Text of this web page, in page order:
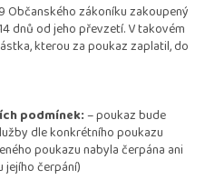
Občanského zákoníku zakoupený
dnů od jeho převzetí. V takovém
kterou za poukaz zaplatil, do
podmínek:– poukaz bude
dle konkrétního poukazu
poukazu nabyla čerpána ani
jejího čerpání)